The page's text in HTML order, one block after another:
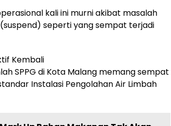
kali ini murni akibat masalah
seperti yang sempat terjadi
Kembali
SPPG di Kota Malang memang sempat
Instalasi Pengolahan Air Limbah